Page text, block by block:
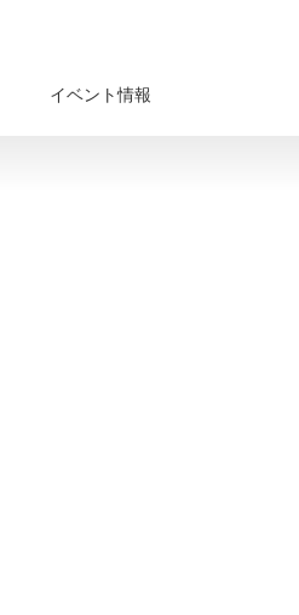
イベント情報